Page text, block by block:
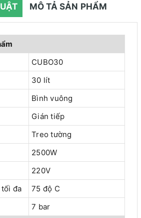
MÔ TẢ SẢN PHẨM
CUBO30
30 lít
Bình vuông
Gián tiếp
Treo tường
2500W
220V
đa
75 độ C
7 bar